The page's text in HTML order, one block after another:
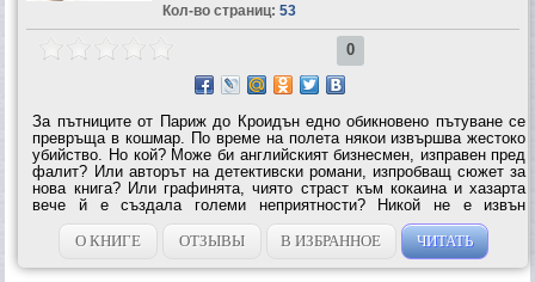
Кол-во страниц: 53
0
За пътниците от Париж до Кроидън едно обикновено пътуване се
превръща в кошмар. По време на полета някои извършва жестоко
убийство. Но кой? Може би английският бизнесмен, изправен пред
фалит? Или авторът на детективски романи, изпробващ сюжет за
нова книга? Или графинята, чиято страст към кокаина и хазарта
вече й е създала големи неприятности? Никой не е извън
подозрение. Дори и Поаро. Това го амбицира да разкрие
престъпника и да...
О КНИГЕ ОТЗЫВЫ В ИЗБРАННОЕ ЧИТАТЬ